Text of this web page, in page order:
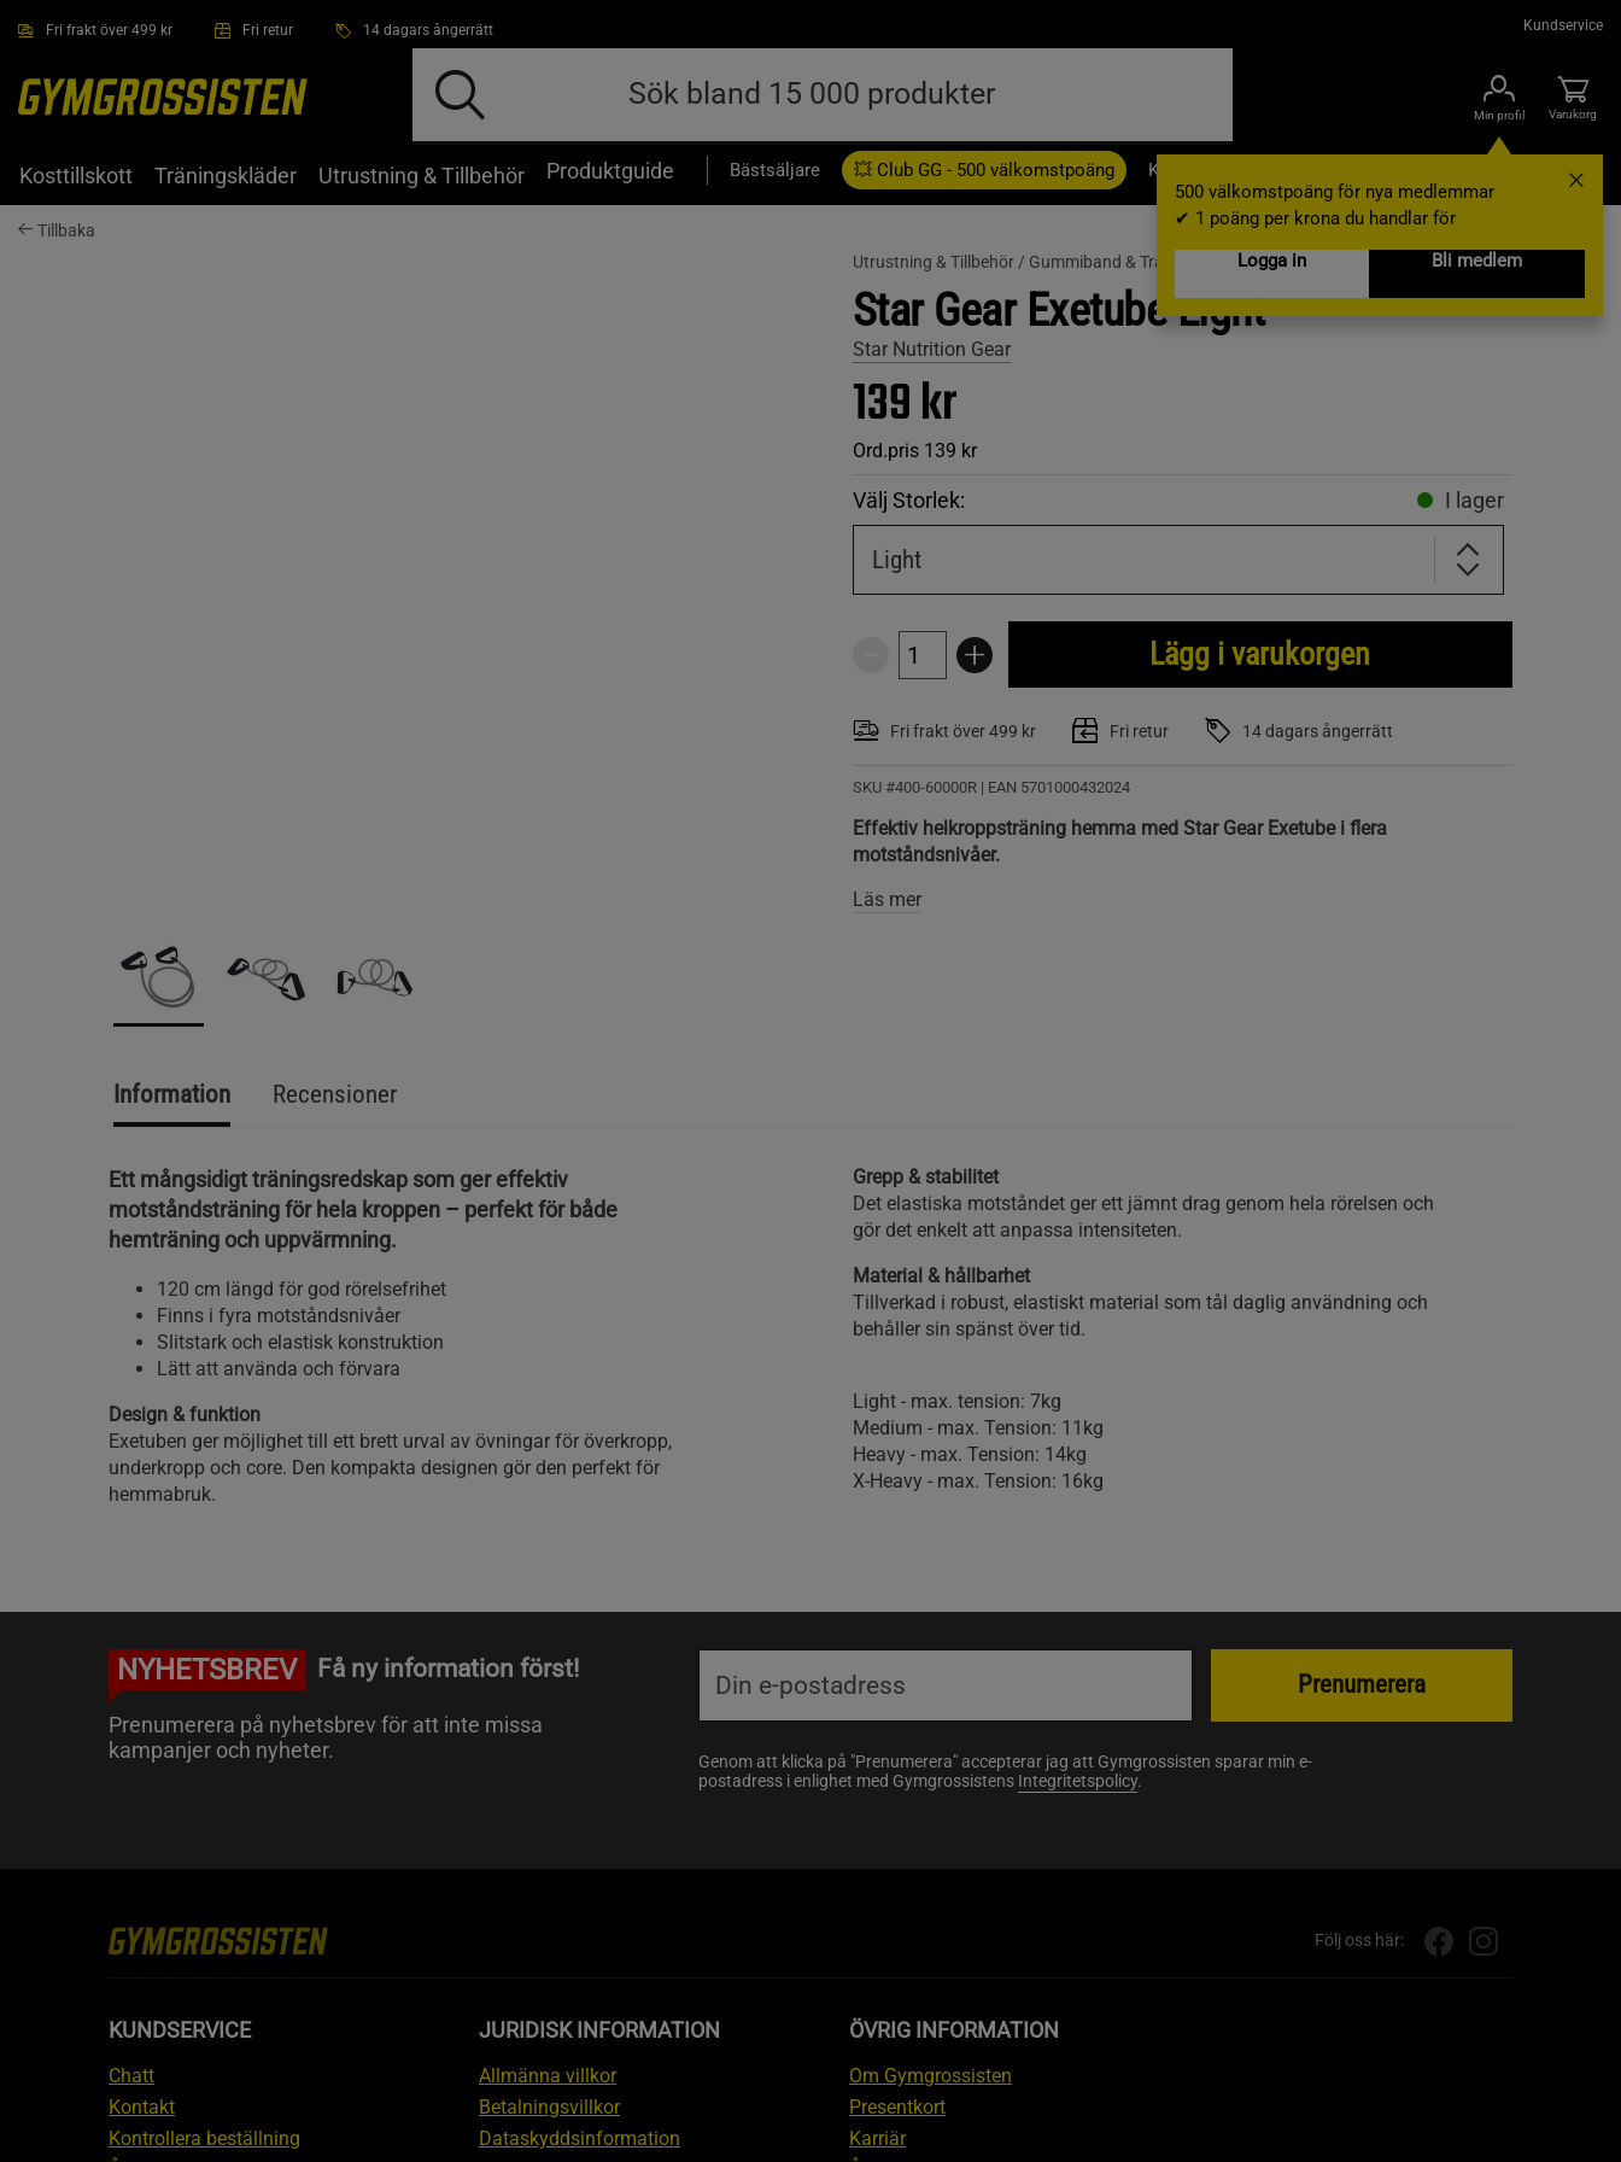
Fri frakt över 499 kr Fri retur 14 dagars ångerrätt Kundservice
Min profil
500 välkomstpoäng för nya medlemmar
✔ 1 poäng per krona du handlar för
Logga in
Bli medlem
Varukorg
Kosttillskott Träningskläder Utrustning & Tillbehör Produktguide Bästsäljare 💥 Club GG - 500 välkomstpoäng Kampanjer
Tillbaka
Utrustning & Tillbehör / Gummiband & Träningsband /Gummiband med Handtag
Star Gear Exetube Light
Star Nutrition Gear
139 kr
Ord.pris 139 kr
Välj Storlek: I lager
Light
Lägg i varukorgen
Fri frakt över 499 kr Fri retur 14 dagars ångerrätt
SKU #400-60000R | EAN 5701000432024
Effektiv helkroppsträning hemma med Star Gear Exetube i flera
motståndsnivåer.
Läs mer
Information Recensioner
Ett mångsidigt träningsredskap som ger effektiv
motståndsträning för hela kroppen – perfekt för både
hemträning och uppvärmning.
120 cm längd för god rörelsefrihet
Finns i fyra motståndsnivåer
Slitstark och elastisk konstruktion
Lätt att använda och förvara
Design & funktion
Exetuben ger möjlighet till ett brett urval av övningar för överkropp,
underkropp och core. Den kompakta designen gör den perfekt för
hemmabruk.
Grepp & stabilitet
Det elastiska motståndet ger ett jämnt drag genom hela rörelsen och
gör det enkelt att anpassa intensiteten.
Material & hållbarhet
Tillverkad i robust, elastiskt material som tål daglig användning och
behåller sin spänst över tid.
Light - max. tension: 7kg
Medium - max. Tension: 11kg
Heavy - max. Tension: 14kg
X-Heavy - max. Tension: 16kg
NYHETSBREV Få ny information först!
Prenumerera på nyhetsbrev för att inte missa
kampanjer och nyheter.
Genom att klicka på "Prenumerera" accepterar jag att Gymgrossisten sparar min e-
postadress i enlighet med Gymgrossistens Integritetspolicy.
Prenumerera
Följ oss här:
KUNDSERVICE
Chatt
Kontakt
Kontrollera beställning
JURIDISK INFORMATION
Allmänna villkor
Betalningsvillkor
Dataskyddsinformation
ÖVRIG INFORMATION
Om Gymgrossisten
Presentkort
Karriär